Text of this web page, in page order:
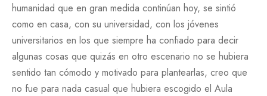
humanidad que en gran medida continúan hoy, se sintió
como en casa, con su universidad, con los jóvenes
universitarios en los que siempre ha confiado para decir
algunas cosas que quizás en otro escenario no se hubiera
sentido tan cómodo y motivado para plantearlas, creo que
no fue para nada casual que hubiera escogido el Aula